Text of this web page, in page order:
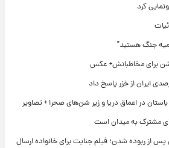
کرد
جنگ هستید"
برای مخاطبانش+ عکس
در اعماق دریا و زیر شن‌های صحرا + تصاویر
مشترک به میدان است
از ربوده شدن؛ فیلم جنایت برای خانواده ارسال